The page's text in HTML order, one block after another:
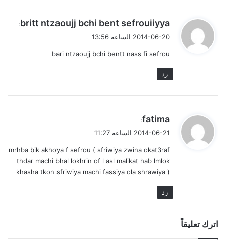
ي
ل
britt ntzaoujj bchi bent sefrouiiyya
:
2014-06-20 الساعة 13:56
bari ntzaoujj bchi bentt nass fi sefrou
رد
ي
ل
fatima
:
2014-06-21 الساعة 11:27
mrhba bik akhoya f sefrou ( sfriwiya zwina okat3raf
thdar machi bhal lokhrin of l asl malikat hab lmlok
khasha tkon sfriwiya machi fassiya ola shrawiya )
رد
اترك تعليقاً